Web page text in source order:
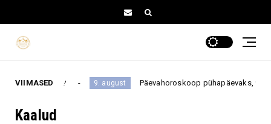
VIIMASED
ei tehta? 9. august Päevahoroskoop pühapäevaks, 9.
Kaalud